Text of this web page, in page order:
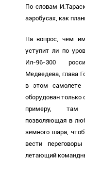
По словам
аэробусах, как
На вопрос, чем
уступит ли по
Ил-96-300
Медведева, глава
в этом самолете
оборудован
примеру, там
позволяющая в
земного шара,
вести
летающий